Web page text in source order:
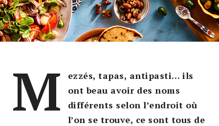
M
ezzés, tapas, antipasti… ils
ont beau avoir des noms
différents selon l’endroit où
l’on se trouve, ce sont tous de